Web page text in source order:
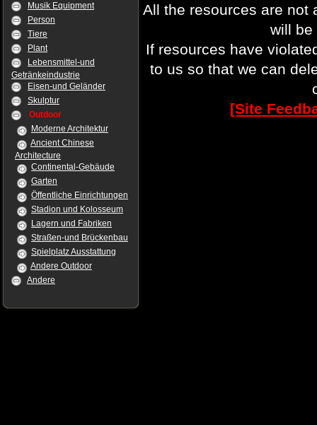
Musik Equipment
Person
Tiere
Plant
Lebensmittel-und
Getränkeindustrie
Eisen-und Geländer
Skulptur
Outdoor
Moderne Architektur
Ancient Chinese
Architecture
Continental-Gebäude
Garten
Öffentliche Einrichtungen
Stadion und Kolosseum
Lagern und Fabriken
Straßen-und Brückenbau
Spielplatz Ausstattung
Andere Outdoor
Andere
All the resources are not
will be
If resources have
to us so that we can
[Site